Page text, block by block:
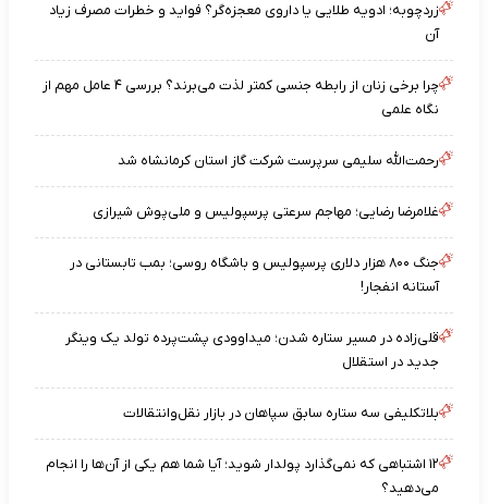
زردچوبه؛ ادویه طلایی یا داروی معجزه‌گر؟ فواید و خطرات مصرف زیاد
آن
چرا برخی زنان از رابطه جنسی کمتر لذت می‌برند؟ بررسی ۴ عامل مهم از
نگاه علمی
رحمت‌الله سلیمی سرپرست شرکت گاز استان کرمانشاه شد
غلامرضا رضایی؛ مهاجم سرعتی پرسپولیس و ملی‌پوش شیرازی
جنگ ۸۰۰ هزار دلاری پرسپولیس و باشگاه روسی؛ بمب تابستانی در
آستانه انفجار!
قلی‌زاده در مسیر ستاره شدن؛ میداوودی پشت‌پرده تولد یک وینگر
جدید در استقلال
بلاتکلیفی سه ستاره سابق سپاهان در بازار نقل‌وانتقالات
۱۲ اشتباهی که نمی‌گذارد پولدار شوید؛ آیا شما هم یکی از آن‌ها را انجام
می‌دهید؟